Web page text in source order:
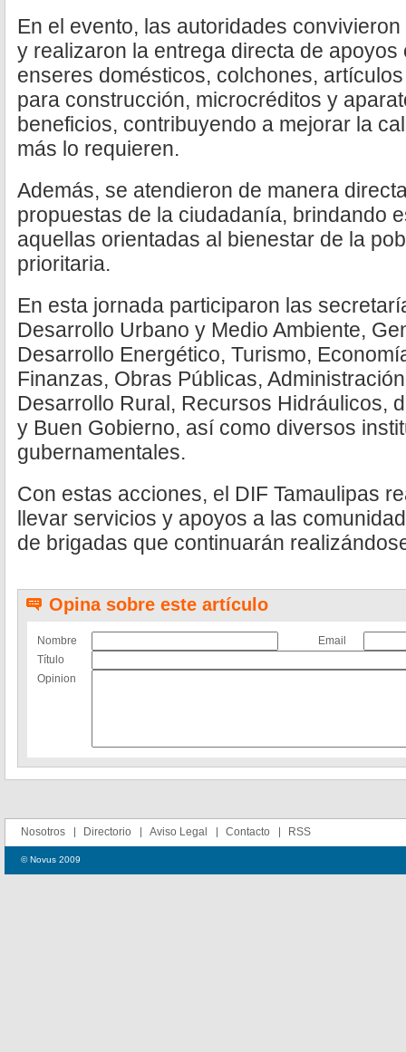
En el evento, las autoridades
y realizaron la entrega directa de
enseres domésticos, colchones,
para construcción, microcréditos y
beneficios, contribuyendo a mejorar la
más lo requieren.
Además, se atendieron de manera
propuestas de la ciudadanía, brindando
aquellas orientadas al bienestar de la
prioritaria.
En esta jornada participaron las
Desarrollo Urbano y Medio Ambiente,
Desarrollo Energético, Turismo,
Finanzas, Obras Públicas,
Desarrollo Rural, Recursos Hidráulicos,
y Buen Gobierno, así como diversos
gubernamentales.
Con estas acciones, el DIF Tamaulipas
llevar servicios y apoyos a las
de brigadas que continuarán
Opina sobre este artículo
Nombre
Email
Título
Opinion
Nosotros Directorio Aviso Legal Contacto RSS
© Novus 2009